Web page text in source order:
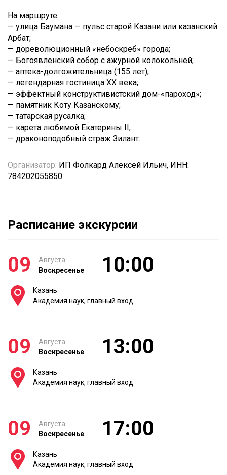
На маршруте:
— улица Баумана — пульс старой Казани или казанский
Арбат;
— дореволюционный «небоскрёб» города;
— Богоявленский собор с ажурной колокольней;
— аптека-долгожительница (155 лет);
— легендарная гостиница XX века;
— эффектный конструктивистский дом-«пароход»;
— памятник Коту Казанскому;
— татарская русалка;
— карета любимой Екатерины II;
— драконоподобный страж Зилант.
Организатор: ИП Фолкард Алексей Ильич, ИНН:
784202055850
Расписание экскурсии
09
Августа
Воскресенье
10:00
Казань
Академия наук, главный вход
09
Августа
Воскресенье
13:00
Казань
Академия наук, главный вход
09
Августа
Воскресенье
17:00
Казань
Академия наук, главный вход